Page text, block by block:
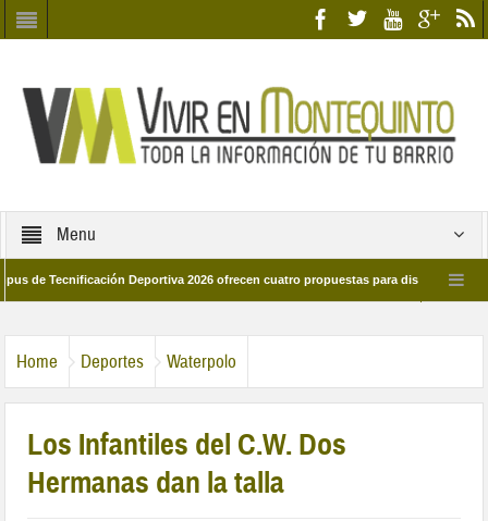
Menu
Deportiva 2026 ofrecen cuatro propuestas para disfrutar del deporte
Home Deportes Waterpolo
Los Infantiles del C.W. Dos
Hermanas dan la talla